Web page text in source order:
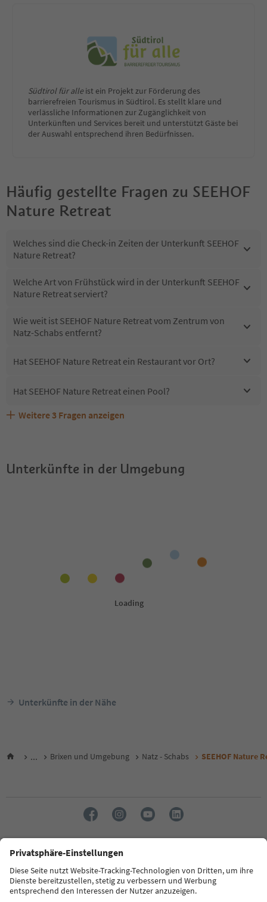
Südtirol für alleist ein Projekt zur Förderung des
barrierefreien Tourismus in Südtirol. Es stellt klare und
verlässliche Informationen zur Zugänglichkeit von
Unterkünften und Services bereit und unterstützt Gäste bei
der Auswahl entsprechend ihren Bedürfnissen.
Häufig gestellte Fragen zu SEEHOF
Nature Retreat
Welches sind die Check-in Zeiten der Unterkunft SEEHOF
Nature Retreat?
Welche Art von Frühstück wird in der Unterkunft SEEHOF
Nature Retreat serviert?
Wie weit ist SEEHOF Nature Retreat vom Zentrum von
Natz-Schabs entfernt?
Hat SEEHOF Nature Retreat ein Restaurant vor Ort?
Hat SEEHOF Nature Retreat einen Pool?
Sind Haustiere in der Unterkunft SEEHOF Nature Retreat
Welche Services bietet SEEHOF Nature Retreat?
Erhalten die Gäste von SEEHOF Nature Retreat einen
Weitere 3 Fragen anzeigen
Unterkünfte in der Umgebung
Unterkünfte in der Nähe
... Brixen und Umgebung Natz - Schabs SEEHOF Nature
Sprache: Deutsch
FAQ Kontakt Presse MICE Datenschutzerklärung